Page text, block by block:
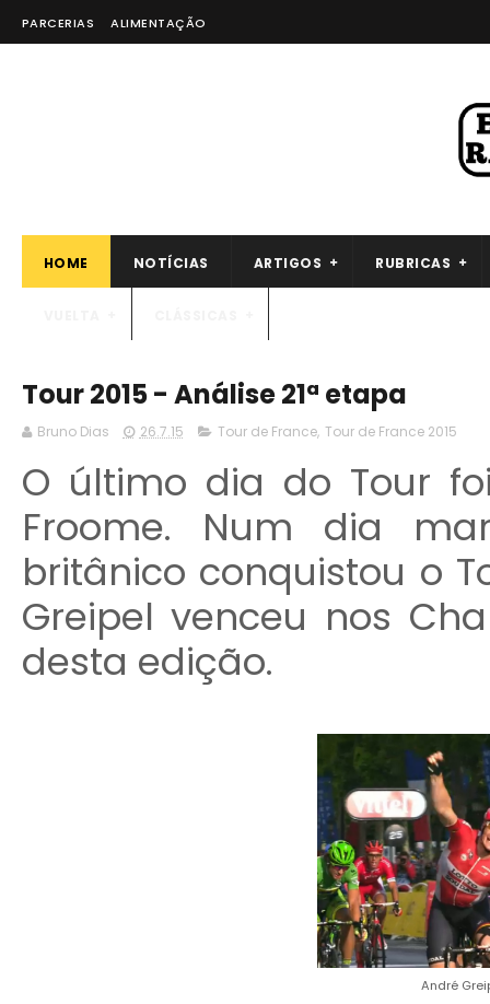
PARCERIAS ALIMENTAÇÃO
HOME NOTÍCIAS ARTIGOS RUBRICAS
Tour 2015 - Análise 21ª etapa
Bruno Dias 26.7.15 Tour de France, Tour de France 2015
O último dia do Tour
Froome. Num dia
britânico conquistou o
Greipel venceu nos
desta edição.
André